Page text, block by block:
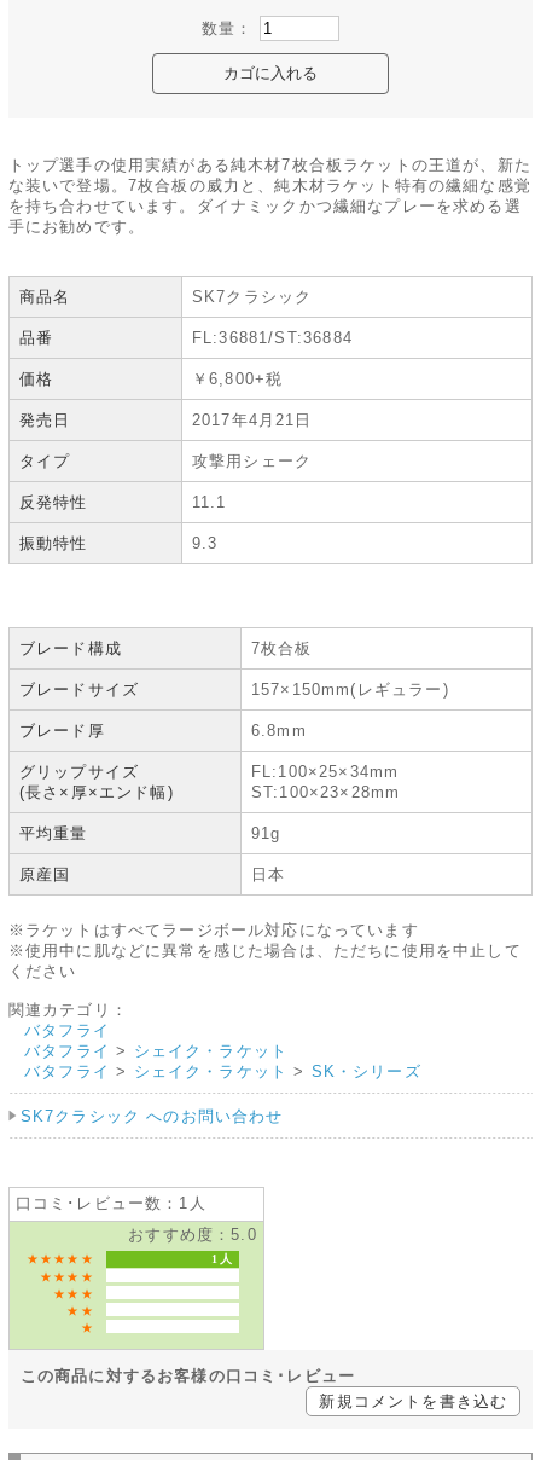
数量：
トップ選手の使用実績がある純木材7枚合板ラケットの王道が、新た
な装いで登場。7枚合板の威力と、純木材ラケット特有の繊細な感覚
を持ち合わせています。ダイナミックかつ繊細なプレーを求める選
手にお勧めです。
商品名 SK7クラシック
品番 FL:36881/ST:36884
価格 ￥6,800+税
発売日 2017年4月21日
タイプ 攻撃用シェーク
反発特性 11.1
振動特性 9.3
ブレード構成 7枚合板
ブレードサイズ 157×150mm(レギュラー)
ブレード厚 6.8mm
グリップサイズ
(長さ×厚×エンド幅)
FL:100×25×34mm
ST:100×23×28mm
平均重量 91g
原産国 日本
※ラケットはすべてラージボール対応になっています
※使用中に肌などに異常を感じた場合は、ただちに使用を中止して
ください
関連カテゴリ：
バタフライ
バタフライ > シェイク・ラケット
バタフライ > シェイク・ラケット > SK・シリーズ
SK7クラシック へのお問い合わせ
口コミ･レビュー数：1人
おすすめ度：5.0
★★★★★
1人
★★★★
★★★
★★
★
この商品に対するお客様の口コミ･レビュー
新規コメントを書き込む